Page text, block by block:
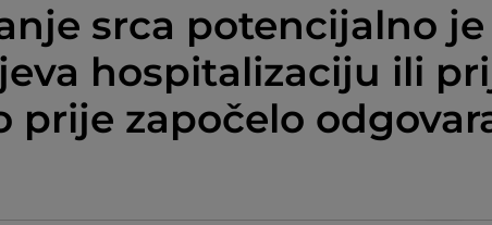
srca potencijalno
hospitalizaciju ili
prije započelo